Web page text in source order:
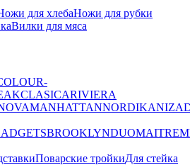
для хлебаНожи для рубки
Вилки для мяса
CLASICARIVIERA
MANHATTANNORDIKANIZA
BROOKLYNDUOMAITRE
Поварские тройкиДля стейка